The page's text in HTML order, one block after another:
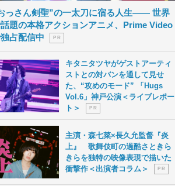
っさん剣聖”の一太刀に宿る人生―― 世界
題の本格アクションアニメ、Prime Video
占配信中
P R
キタニタツヤがゲストアーティ
ストとの対バンを通して見せ
た、“攻めのモード” 「Hugs
Vol.6」神戸公演＜ライブレポー
ト＞
P R
主演・森七菜×長久允監督『炎
上』 歌舞伎町の過酷さときら
きらを独特の映像表現で描いた
衝撃作＜出演者コラム＞
P R